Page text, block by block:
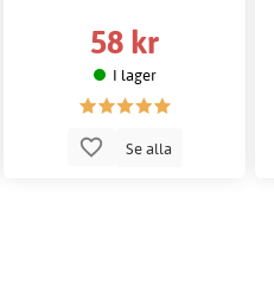
58 kr
I lager
Se alla